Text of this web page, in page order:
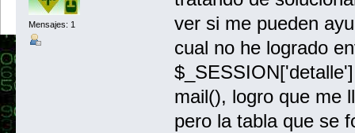
Mensajes: 1
ver si me pueden
cual no he logrado
mail(), logro que me
pero la tabla que se